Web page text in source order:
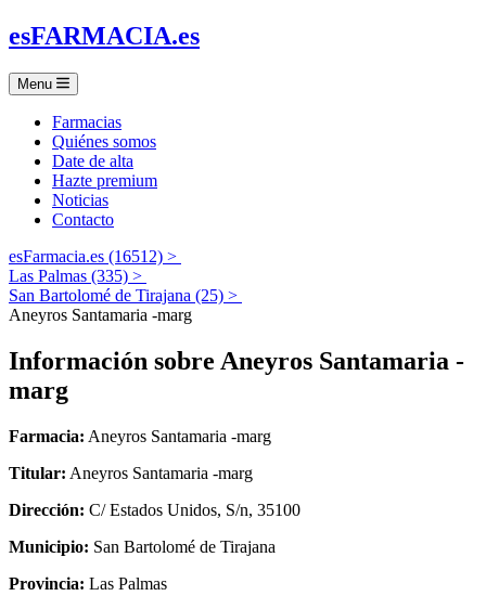
esFARMACIA.es
Menu
Farmacias
Quiénes somos
Date de alta
Hazte premium
Noticias
Contacto
esFarmacia.es (16512) >
Las Palmas (335) >
San Bartolomé de Tirajana (25) >
Aneyros Santamaria -marg
Información sobre Aneyros Santamaria -
marg
Farmacia: Aneyros Santamaria -marg
Titular: Aneyros Santamaria -marg
Dirección: C/ Estados Unidos, S/n, 35100
Municipio: San Bartolomé de Tirajana
Provincia: Las Palmas